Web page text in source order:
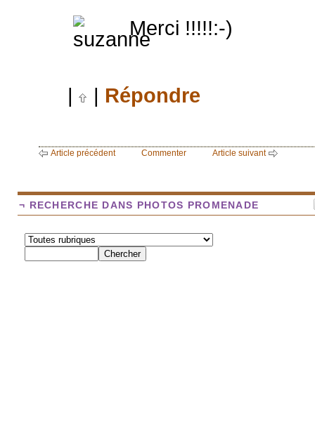
Merci !!!!!:-)
| | Répondre
Article précédent Commenter Article suivant
¬ RECHERCHE DANS PHOTOS PROMENADE